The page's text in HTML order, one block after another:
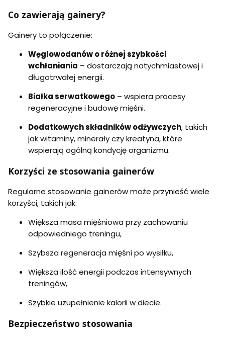
Co zawierają gainery?
Gainery to połączenie:
Węglowodanów o różnej szybkości
wchłaniania – dostarczają natychmiastowej i
długotrwałej energii.
Białka serwatkowego – wspiera procesy
regeneracyjne i budowę mięśni.
Dodatkowych składników odżywczych, takich
jak witaminy, minerały czy kreatyna, które
wspierają ogólną kondycję organizmu.
Korzyści ze stosowania gainerów
Regularne stosowanie gainerów może przynieść wiele
korzyści, takich jak:
Większa masa mięśniowa przy zachowaniu
odpowiedniego treningu,
Szybsza regeneracja mięśni po wysiłku,
Większa ilość energii podczas intensywnych
treningów,
Szybkie uzupełnienie kalorii w diecie.
Bezpieczeństwo stosowania